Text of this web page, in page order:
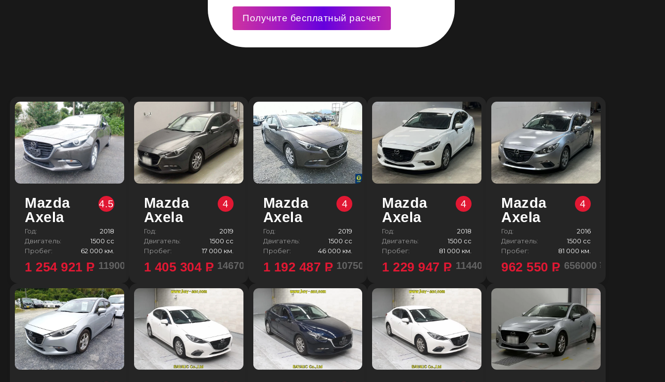
Получите бесплатный расчет
Mazda
Axela
4.5
Год:
2018
Двигатель:
1500 сс
Пробег:
62 000 км.
1 254 921 P 1190000 ¥
Mazda
Axela
4
Год:
2019
Двигатель:
1500 сс
Пробег:
17 000 км.
1 405 304 P 1467000 ¥
Mazda
Axela
4
Год:
2019
Двигатель:
1500 сс
Пробег:
46 000 км.
1 192 487 P 1075000 ¥
Mazda
Axela
4
Год:
2018
Двигатель:
1500 сс
Пробег:
81 000 км.
1 229 947 P 1144000 ¥
Mazda
Axela
4
Год:
2016
Двигатель:
1500 сс
Пробег:
81 000 км.
962 550 P 656000 ¥